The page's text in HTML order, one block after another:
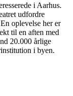
i Aarhus.
udfordre
oplevelse her er
til en aften med
20.000 årlige
i byen.